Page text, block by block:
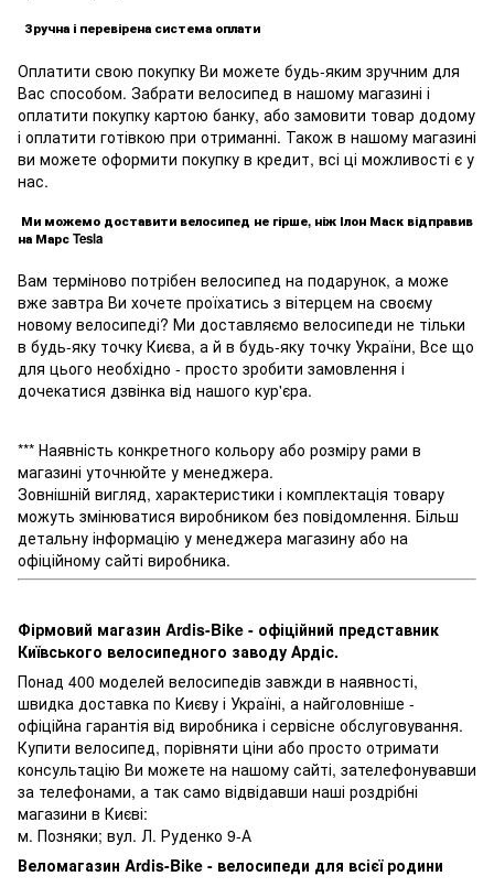
Зручна і перевірена система оплати
Оплатити свою покупку Ви можете будь-яким зручним для
Вас способом. Забрати велосипед в нашому магазині і
оплатити покупку картою банку, або замовити товар додому
і оплатити готівкою при отриманні. Також в нашому магазині
ви можете оформити покупку в кредит, всі ці можливості є у
нас.
Ми можемо доставити велосипед не гірше, ніж Ілон Маск відправив
на Марс Tesla
Вам терміново потрібен велосипед на подарунок, а може
вже завтра Ви хочете проїхатись з вітерцем на своєму
новому велосипеді? Ми доставляємо велосипеди не тільки
в будь-яку точку Києва, а й в будь-яку точку України, Все що
для цього необхідно - просто зробити замовлення і
дочекатися дзвінка від нашого кур'єра.
*** Наявність конкретного кольору або розміру рами в
магазині уточнюйте у менеджера.
Зовнішній вигляд, характеристики і комплектація товару
можуть змінюватися виробником без повідомлення. Більш
детальну інформацію у менеджера магазину або на
офіційному сайті виробника.
Фірмовий магазин Ardis-Bike - офіційний представник
Київського велосипедного заводу Ардіс.
Понад 400 моделей велосипедів завжди в наявності,
швидка доставка по Києву і Україні, а найголовніше -
офіційна гарантія від виробника і сервісне обслуговування.
Купити велосипед, порівняти ціни або просто отримати
консультацію Ви можете на нашому сайті, зателефонувавши
за телефонами, а так само відвідавши наші роздрібні
магазини в Києві:
м. Позняки; вул. Л. Руденко 9-А
Веломагазин Ardis-Bike - велосипеди для всієї родини